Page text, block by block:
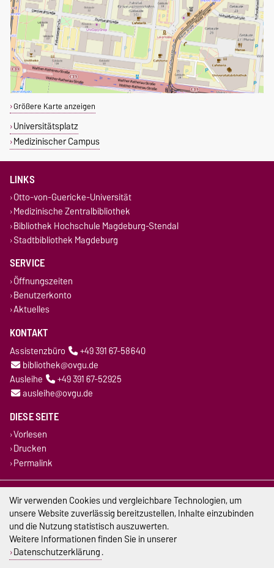
Größere Karte anzeigen
Universitätsplatz
Medizinischer Campus
LINKS
Otto-von-Guericke-Universität
Medizinische Zentralbibliothek
Bibliothek Hochschule Magdeburg-Stendal
Stadtbibliothek Magdeburg
SERVICE
Öffnungszeiten
Benutzerkonto
Aktuelles
KONTAKT
Assistenzbüro
+49 391 67-58640
bibliothek@ovgu.de
Ausleihe
+49 391 67-52925
ausleihe@ovgu.de
DIESE SEITE
Vorlesen
Drucken
Permalink
Impressum
Datenschutz
Barrierefreiheit
Wir verwenden Cookies und vergleichbare Technologien, um
unsere Website zuverlässig bereitzustellen, Inhalte einzubinden
und die Nutzung statistisch auszuwerten.
Weitere Informationen finden Sie in unserer
Datenschutzerklärung.